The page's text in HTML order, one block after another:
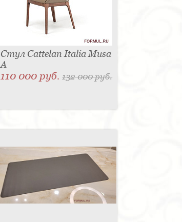
Стул Cattelan Italia Musa
A
110 000 руб.132 000 руб.